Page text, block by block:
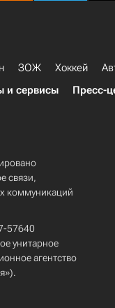
ЗОЖ Хоккей
и сервисы Пресс-
связи,
коммуникаций
57640
унитарное
агентство